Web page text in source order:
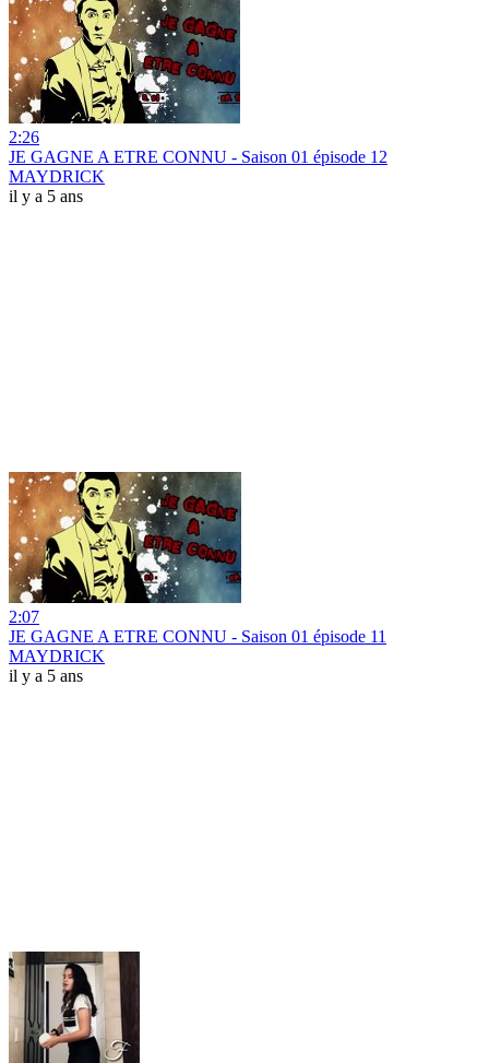
2:26
JE GAGNE A ETRE CONNU - Saison 01 épisode 12
MAYDRICK
il y a 5 ans
2:07
JE GAGNE A ETRE CONNU - Saison 01 épisode 11
MAYDRICK
il y a 5 ans